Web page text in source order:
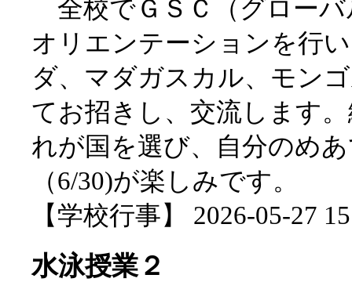
全校でＧＳＣ（グロー
オリエンテーションを行
ダ、マダガスカル、モン
てお招きし、交流します
れが国を選び、自分のめ
（6/30)が楽しみです。
【学校行事】 2026-05-27
水泳授業２